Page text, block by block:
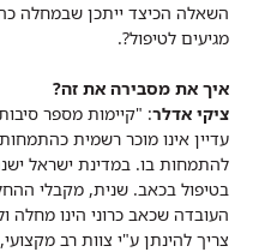
השאלה הכיצד ייתכן שבמחלה
מגיעים לטיפול?.
איך את מסבירה את זה?
ציקי אדלר: "קיימות מספר
עדיין אינו מוכר רשמית
בטיפול בכאב. שנית, מקבלי
העובדה שכאב כרוני הינו מחלה
צריך להינתן ע"י צוות רב